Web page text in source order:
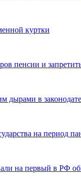
куртки
пенсии и
дырами в
на период
на первый в РФ